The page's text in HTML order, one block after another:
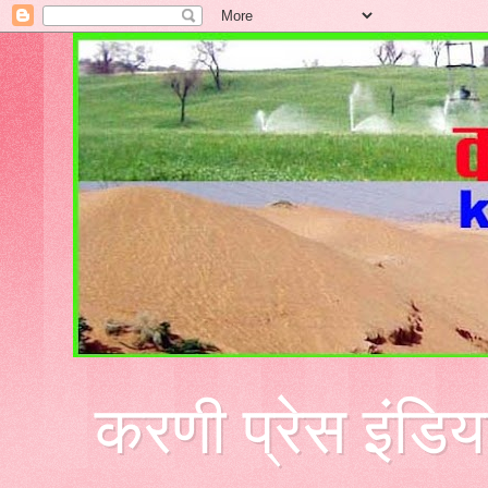
करणी प्रेस